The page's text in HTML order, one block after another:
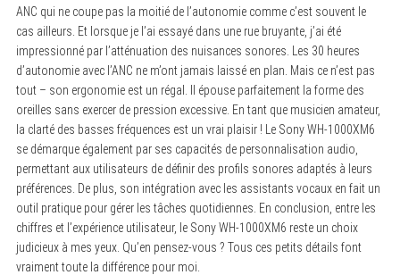
ANC qui ne coupe pas la moitié de l’autonomie comme c’est souvent le
cas ailleurs. Et lorsque je l’ai essayé dans une rue bruyante, j’ai été
impressionné par l’atténuation des nuisances sonores. Les 30 heures
d’autonomie avec l’ANC ne m’ont jamais laissé en plan. Mais ce n’est pas
tout – son ergonomie est un régal. Il épouse parfaitement la forme des
oreilles sans exercer de pression excessive. En tant que musicien amateur,
la clarté des basses fréquences est un vrai plaisir ! Le Sony WH-1000XM6
se démarque également par ses capacités de personnalisation audio,
permettant aux utilisateurs de définir des profils sonores adaptés à leurs
préférences. De plus, son intégration avec les assistants vocaux en fait un
outil pratique pour gérer les tâches quotidiennes. En conclusion, entre les
chiffres et l’expérience utilisateur, le Sony WH-1000XM6 reste un choix
judicieux à mes yeux. Qu’en pensez-vous ? Tous ces petits détails font
vraiment toute la différence pour moi.